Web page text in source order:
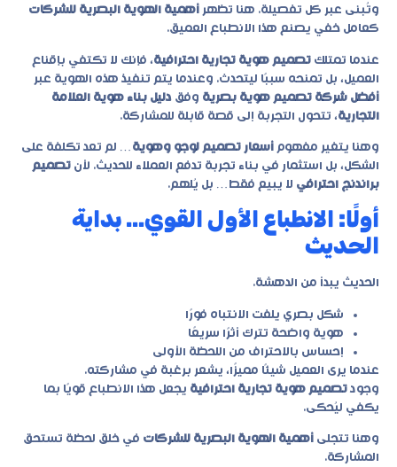
وتُبنى عبر كل تفصيلة. هنا تظهر أهمية الهوية البصرية للشركات
كعامل خفي يصنع هذا الانطباع العميق.
عندما تمتلك تصميم هوية تجارية احترافية، فإنك لا تكتفي بإقناع
العميل، بل تمنحه سببًا ليتحدث. وعندما يتم تنفيذ هذه الهوية عبر
أفضل شركة تصميم هوية بصرية وفق دليل بناء هوية العلامة
التجارية، تتحول التجربة إلى قصة قابلة للمشاركة.
وهنا يتغير مفهوم أسعار تصميم لوجو وهوية … لم تعد تكلفة على
الشكل، بل استثمار في بناء تجربة تدفع العملاء للحديث. لأن تصميم
براندنج احترافي لا يبيع فقط… بل يُلهم.
أولًا: الانطباع الأول القوي… بداية
الحديث
الحديث يبدأ من الدهشة.
شكل بصري يلفت الانتباه فورًا
هوية واضحة تترك أثرًا سريعًا
إحساس بالاحتراف من اللحظة الأولى
عندما يرى العميل شيئًا مميزًا، يشعر برغبة في مشاركته.
وجود تصميم هوية تجارية احترافية يجعل هذا الانطباع قويًا بما
يكفي ليُحكى.
وهنا تتجلى أهمية الهوية البصرية للشركات في خلق لحظة تستحق
المشاركة.